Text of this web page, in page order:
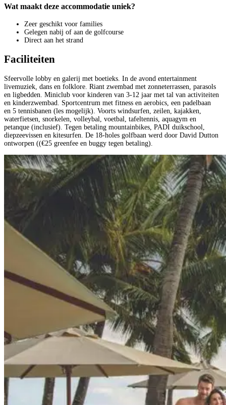
Wat maakt deze accommodatie uniek?
Zeer geschikt voor families
Gelegen nabij of aan de golfcourse
Direct aan het strand
Faciliteiten
Sfeervolle lobby en galerij met boetieks. In de avond entertainment
livemuziek, dans en folklore. Riant zwembad met zonneterrassen, parasols
en ligbedden. Miniclub voor kinderen van 3-12 jaar met tal van activiteiten
en kinderzwembad. Sportcentrum met fitness en aerobics, een padelbaan
en 5 tennisbanen (les mogelijk). Voorts windsurfen, zeilen, kajakken,
waterfietsen, snorkelen, volleybal, voetbal, tafeltennis, aquagym en
petanque (inclusief). Tegen betaling mountainbikes, PADI duikschool,
diepzeevissen en kitesurfen. De 18-holes golfbaan werd door David Dutton
ontworpen ((€25 greenfee en buggy tegen betaling).